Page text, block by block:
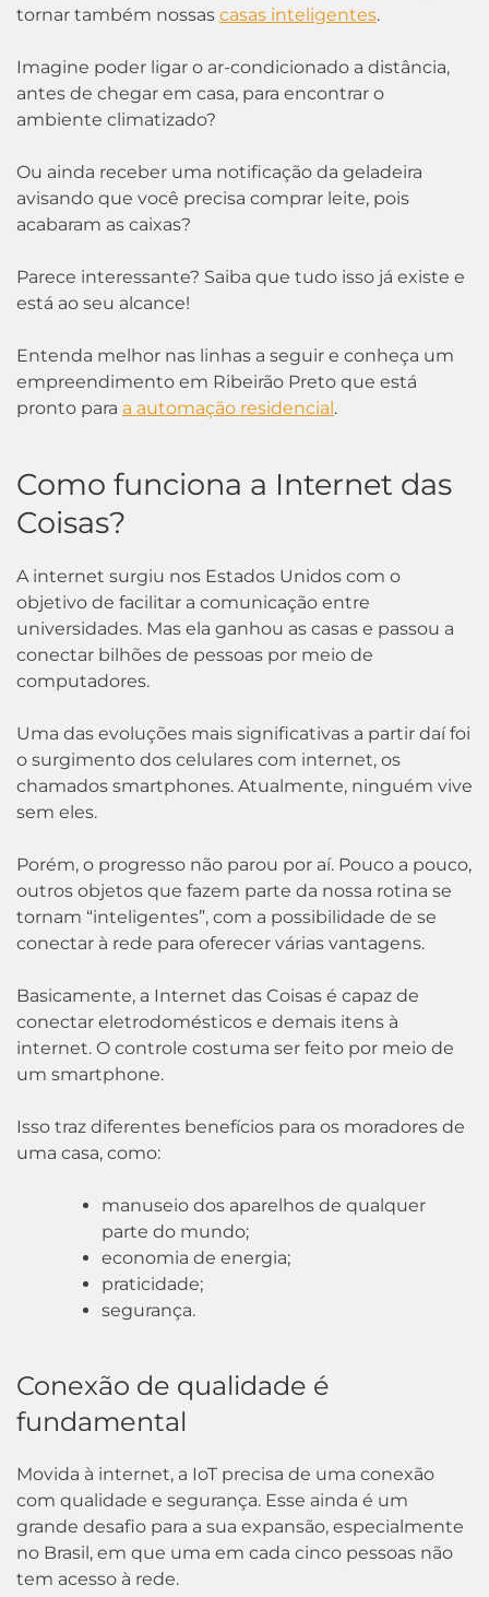
tornar também nossas casas inteligentes.
Imagine poder ligar o ar-condicionado a distância,
antes de chegar em casa, para encontrar o
ambiente climatizado?
Ou ainda receber uma notificação da geladeira
avisando que você precisa comprar leite, pois
acabaram as caixas?
Parece interessante? Saiba que tudo isso já existe e
está ao seu alcance!
Entenda melhor nas linhas a seguir e conheça um
empreendimento em Ribeirão Preto que está
pronto para a automação residencial.
Como funciona a Internet das
Coisas?
A internet surgiu nos Estados Unidos com o
objetivo de facilitar a comunicação entre
universidades. Mas ela ganhou as casas e passou a
conectar bilhões de pessoas por meio de
computadores.
Uma das evoluções mais significativas a partir daí foi
o surgimento dos celulares com internet, os
chamados smartphones. Atualmente, ninguém vive
sem eles.
Porém, o progresso não parou por aí. Pouco a pouco,
outros objetos que fazem parte da nossa rotina se
tornam “inteligentes”, com a possibilidade de se
conectar à rede para oferecer várias vantagens.
Basicamente, a Internet das Coisas é capaz de
conectar eletrodomésticos e demais itens à
internet. O controle costuma ser feito por meio de
um smartphone.
Isso traz diferentes benefícios para os moradores de
uma casa, como:
manuseio dos aparelhos de qualquer
parte do mundo;
economia de energia;
praticidade;
segurança.
Conexão de qualidade é
fundamental
Movida à internet, a IoT precisa de uma conexão
com qualidade e segurança. Esse ainda é um
grande desafio para a sua expansão, especialmente
no Brasil, em que uma em cada cinco pessoas não
tem acesso à rede.